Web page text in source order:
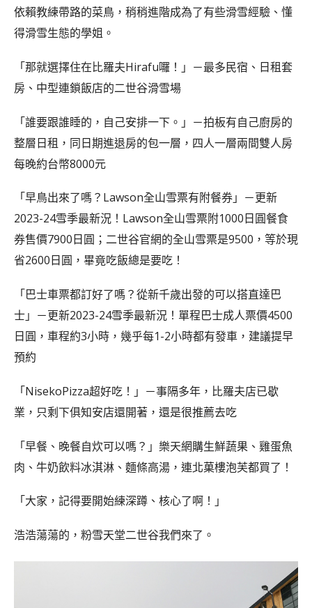
依賴教練帶路的菜鳥，稍稍進階成為了有些滑雪經驗、懂
得滑雪生態的學姐。
「那就選擇住在比羅夫Hirafu囉！」－最多民宿、日租套
房、中型連鎖飯店的二世谷滑雪場
「誰要跟誰睡的，自己安排一下。」－拍板有自己廚房的
整層日租，同日期進退房的包一層，四人一層兩間雙人房
每晚約台幣8000元
「早鳥出來了嗎？Lawson全山雪票有附餐券」－更新
2023-24雪季最新況！Lawson全山雪票附1000日圓餐食
券售價7900日圓；二世谷官網的全山雪票是9500，等於現
省2600日圓，畢竟吃飯總是要吃！
「巴士車票都訂好了嗎？從新千歲出發的可以搭直達巴
士」－更新2023-24雪季最新況！單程巴士成人票價4500
日圓，車程約3小時，幾乎每1-2小時都有發車，建議提早
預約
「NisekoPizza超好吃！」－事隔多年，比羅夫店已歇
業，只剩下俱知安店還開著，還是很推薦去吃
「早餐、晚餐自炊可以嗎？」樂天網購生鮮蔬果、雞蛋魚
肉、牛奶飲料冰淇淋、麵條高湯，連北菓樓泡芙都買了！
「大家，記得要開始練深蹲、核心了啊！」
浩浩蕩蕩的，粉雪天堂二世谷我們來了。